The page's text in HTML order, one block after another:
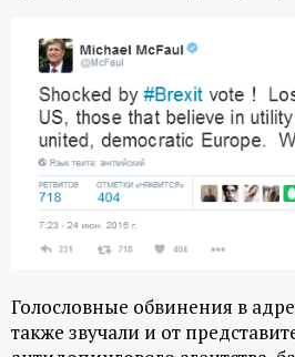
Голословные обвинения в
также звучали и от